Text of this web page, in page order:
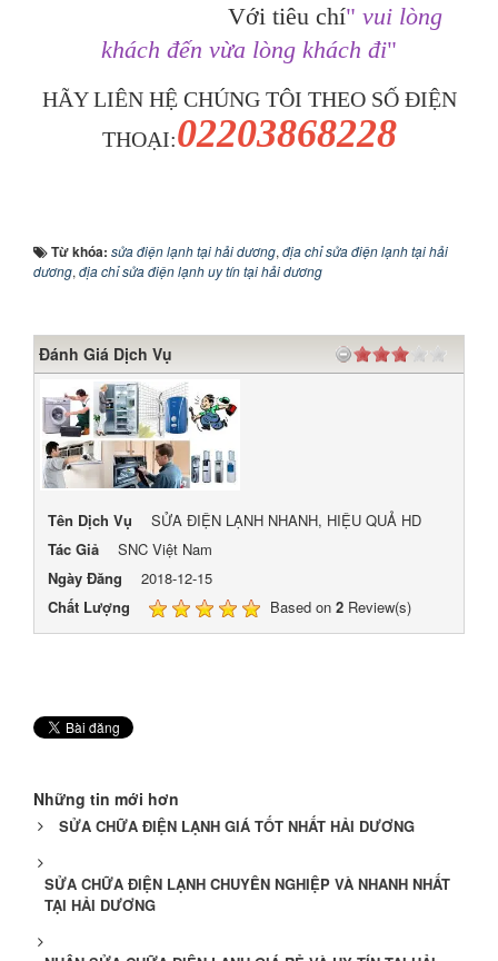
Với tiêu chí" vui lòng
khách đến vừa lòng khách đi"
HÃY LIÊN HỆ CHÚNG TÔI THEO SỐ ĐIỆN
THOẠI:02203868228
Từ khóa: sửa điện lạnh tại hải dương, địa chỉ sửa điện lạnh tại hải
dương, địa chỉ sửa điện lạnh uy tín tại hải dương
Đánh Giá Dịch Vụ
Tên Dịch Vụ
SỬA ĐIỆN LẠNH NHANH, HIỆU QUẢ HD
Tác Giả
SNC Việt Nam
Ngày Đăng
2018-12-15
Chất Lượng
Based on 2 Review(s)
Những tin mới hơn
SỬA CHỮA ĐIỆN LẠNH GIÁ TỐT NHẤT HẢI DƯƠNG
SỬA CHỮA ĐIỆN LẠNH CHUYÊN NGHIỆP VÀ NHANH NHẤT
TẠI HẢI DƯƠNG